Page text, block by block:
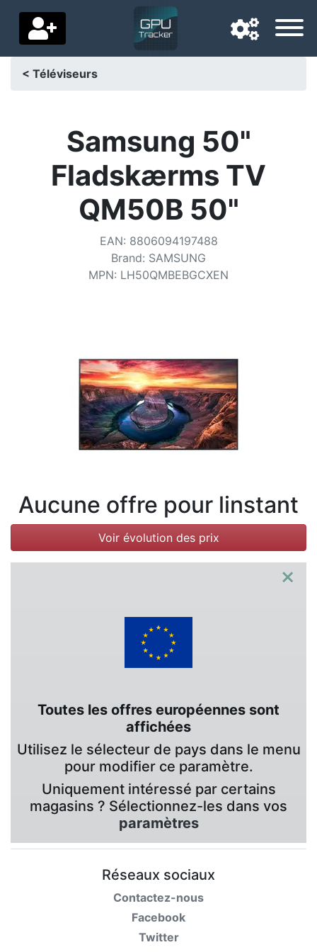
Pays de livraison
Accueil
Baisses de prix
< Téléviseurs
Samsung 50"
Fladskærms TV
QM50B 50"
EAN: 8806094197488
Brand: SAMSUNG
MPN: LH50QMBEBGCXEN
Aucune offre pour linstant
Voir évolution des prix
×
Toutes les offres européennes sont
affichées
Utilisez le sélecteur de pays dans le menu
pour modifier ce paramètre.
Uniquement intéressé par certains
magasins ? Sélectionnez-les dans vos
paramètres
Réseaux sociaux
Contactez-nous
Facebook
Twitter